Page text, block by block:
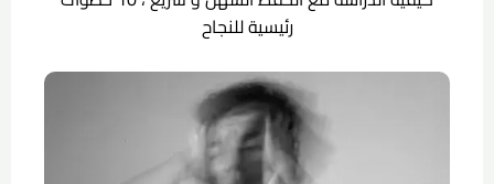
رئيسية للنجاح